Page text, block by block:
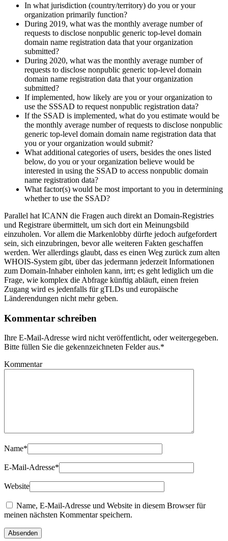
In what jurisdiction (country/territory) do you or your
organization primarily function?
During 2019, what was the monthly average number of
requests to disclose nonpublic generic top-level domain
domain name registration data that your organization
submitted?
During 2020, what was the monthly average number of
requests to disclose nonpublic generic top-level domain
domain name registration data that your organization
submitted?
If implemented, how likely are you or your organization to
use the SSSAD to request nonpublic registration data?
If the SSAD is implemented, what do you estimate would be
the monthly average number of requests to disclose nonpublic
generic top-level domain domain name registration data that
you or your organization would submit?
What additional categories of users, besides the ones listed
below, do you or your organization believe would be
interested in using the SSAD to access nonpublic domain
name registration data?
What factor(s) would be most important to you in determining
whether to use the SSAD?
Parallel hat ICANN die Fragen auch direkt an Domain-Registries
und Registrare übermittelt, um sich dort ein Meinungsbild
einzuholen. Vor allem die Markenlobby dürfte jedoch aufgefordert
sein, sich einzubringen, bevor alle weiteren Fakten geschaffen
werden. Wer allerdings glaubt, dass es einen Weg zurück zum alten
WHOIS-System gibt, über das jedermann jederzeit Informationen
zum Domain-Inhaber einholen kann, irrt; es geht lediglich um die
Frage, wie komplex die Abfrage künftig abläuft, einen freien
Zugang wird es jedenfalls für gTLDs und europäische
Länderendungen nicht mehr geben.
Kommentar schreiben
Ihre E-Mail-Adresse wird nicht veröffentlicht, oder weitergegeben.
Bitte füllen Sie die gekennzeichneten Felder aus.*
Kommentar
Name*
E-Mail-Adresse*
Website
Name, E-Mail-Adresse und Website in diesem Browser für
meinen nächsten Kommentar speichern.